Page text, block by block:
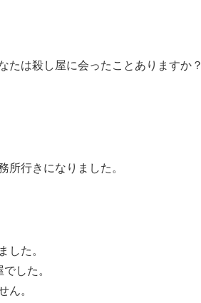
たは殺し屋に会ったことありますか？
所行きになりました。
した。
した。
ん。